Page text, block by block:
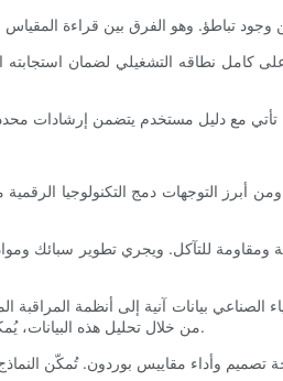
نطاقه التشغيلي لضمان استجابته
أبرز التوجهات دمج التكنولوجيا
ومقاومة للتآكل. ويجري تطوير سبائك
من خلال تحليل هذه البيانات، يُمكن للصناعات توقع تعطل المقاييس واستبدالها قبل أن تُصبح مشكلة، مما يُجنّبها التوقف عن العمل.